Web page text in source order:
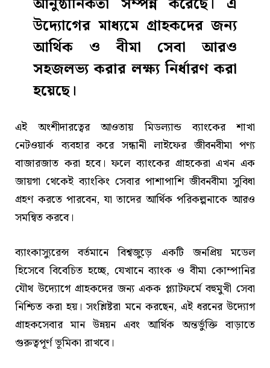
উদ্যোগের মাধ্যমে গ্রাহকদের জন্য
আর্থিক ও বীমা সেবা আরও
সহজলভ্য করার লক্ষ্য নির্ধারণ করা
হয়েছে।
এই অংশীদারত্বের আওতায় মিডল্যান্ড ব্যাংকের শাখা
নেটওয়ার্ক ব্যবহার করে সন্ধানী লাইফের জীবনবীমা পণ্য
বাজারজাত করা হবে। ফলে ব্যাংকের গ্রাহকেরা এখন এক
জায়গা থেকেই ব্যাংকিং সেবার পাশাপাশি জীবনবীমা সুবিধা
গ্রহণ করতে পারবেন, যা তাদের আর্থিক পরিকল্পনাকে আরও
সমন্বিত করবে।
ব্যাংকাস্যুরেন্স বর্তমানে বিশ্বজুড়ে একটি জনপ্রিয় মডেল
হিসেবে বিবেচিত হচ্ছে, যেখানে ব্যাংক ও বীমা কোম্পানির
যৌথ উদ্যোগে গ্রাহকদের জন্য একক প্ল্যাটফর্মে বহুমুখী সেবা
নিশ্চিত করা হয়। সংশ্লিষ্টরা মনে করছেন, এই ধরনের উদ্যোগ
গ্রাহকসেবার মান উন্নয়ন এবং আর্থিক অন্তর্ভুক্তি বাড়াতে
গুরুত্বপূর্ণ ভূমিকা রাখবে।